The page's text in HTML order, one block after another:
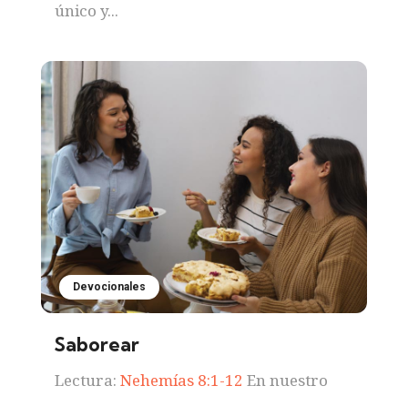
único y...
Devocionales
Saborear
Lectura: Nehemías 8:1-12 En nuestro